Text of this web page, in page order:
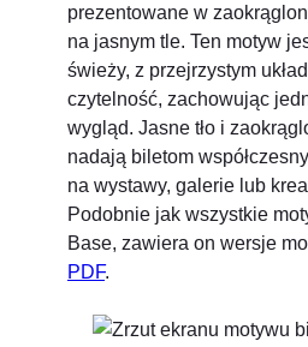
prezentowane w
na jasnym tle. Ten motyw
świeży, z przejrzystym
czytelność, zachowując
wygląd. Jasne tło i
nadają biletom
na wystawy, galerie lub
Podobnie jak wszystkie
Base, zawiera on wersje
PDF.